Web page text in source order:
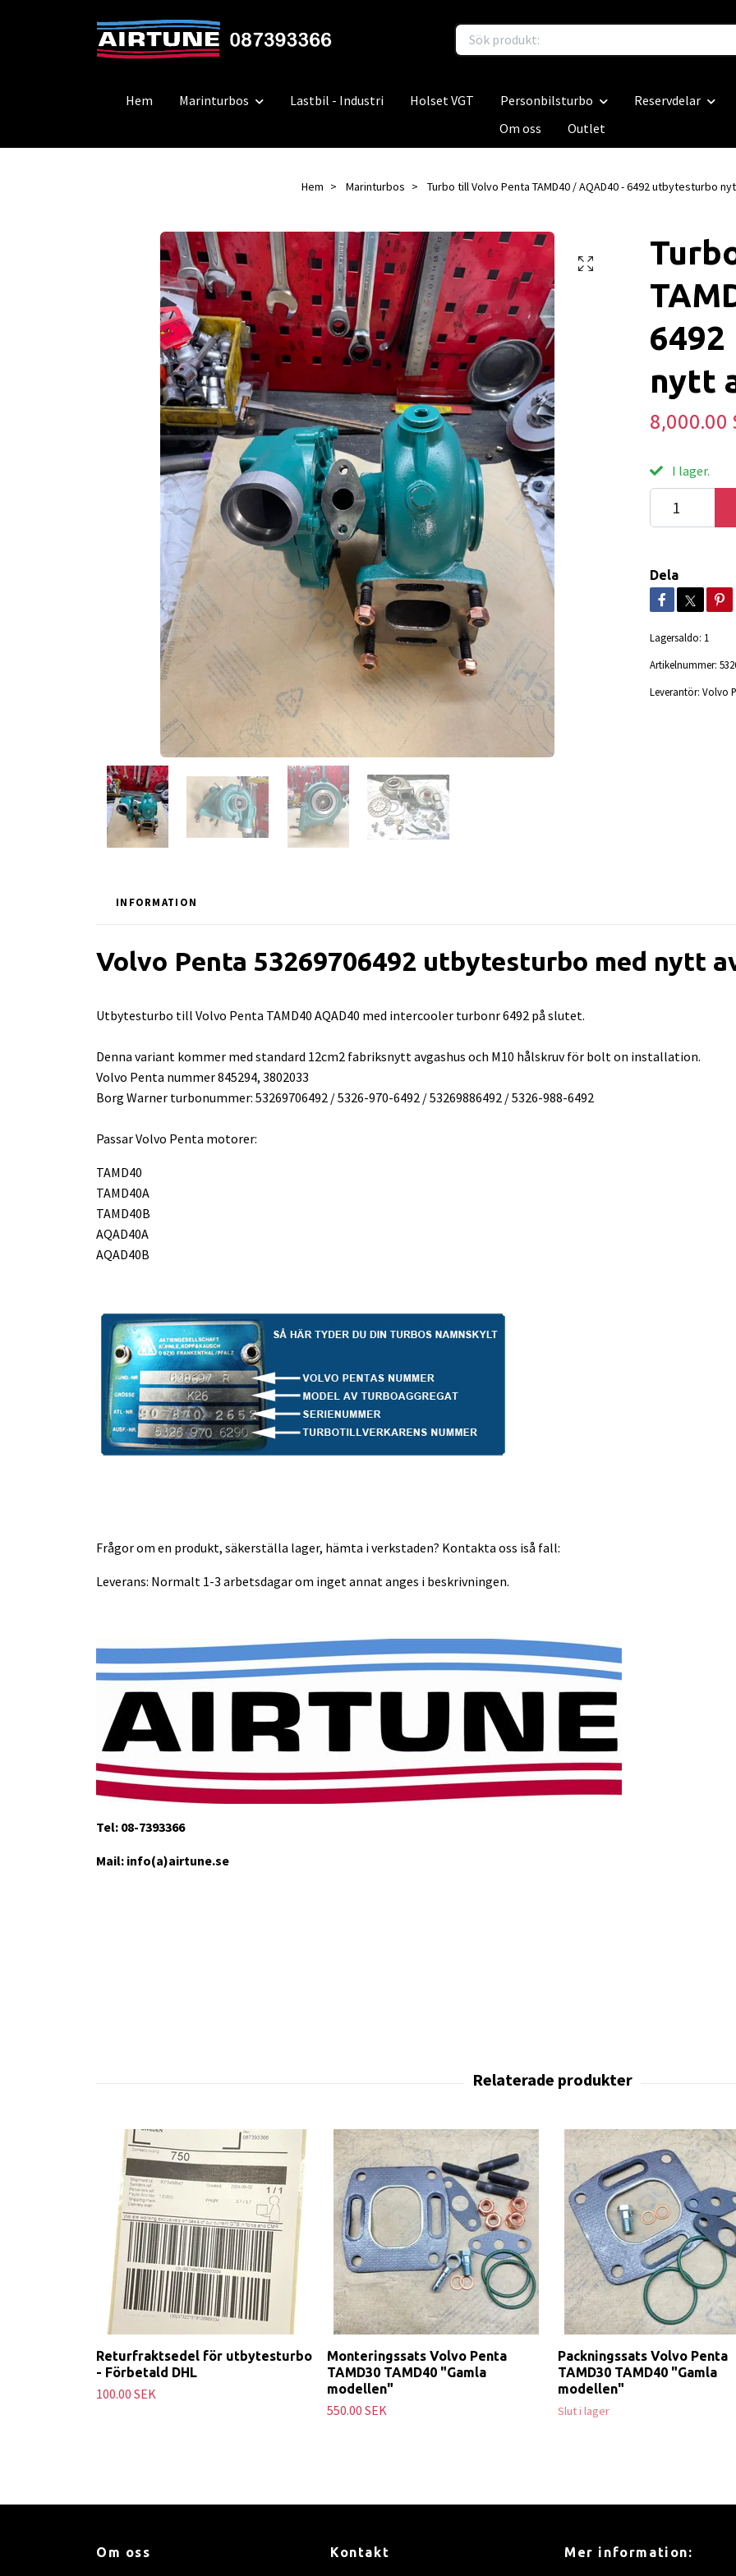
Hem Marinturbos Lastbil - Industri Holset VGT Personbilsturbo Reservdelar
Om oss
Outlet
Hem Marinturbos Turbo till Volvo Penta TAMD40 / AQAD40 - 6492 utbytesturbo
nytt
8,000.00
I lager.
Dela
Lagersaldo: 1
Artikelnummer:
Leverantör: Volvo
INFORMATION
Volvo Penta 53269706492 utbytesturbo med nytt
Utbytesturbo till Volvo Penta TAMD40 AQAD40 med intercooler turbonr 6492 på slutet.
Denna variant kommer med standard 12cm2 fabriksnytt avgashus och M10 hålskruv för bolt on installation.
Volvo Penta nummer 845294, 3802033
Borg Warner turbonummer: 53269706492 / 5326-970-6492 / 53269886492 / 5326-988-6492
Passar Volvo Penta motorer:
TAMD40
TAMD40A
TAMD40B
AQAD40A
AQAD40B
Frågor om en produkt, säkerställa lager, hämta i verkstaden? Kontakta oss iså fall:
Leverans: Normalt 1-3 arbetsdagar om inget annat anges i beskrivningen.
Tel: 08-7393366
Mail: info(a)airtune.se
Returfraktsedel för utbytesturbo
- Förbetald DHL
100.00 SEK
Monteringssats Volvo Penta
TAMD30 TAMD40 "Gamla
modellen"
550.00 SEK
Packningssats Volvo Penta
TAMD30 TAMD40 "Gamla
modellen"
Slut i lager
Om oss Kontakt Mer information: